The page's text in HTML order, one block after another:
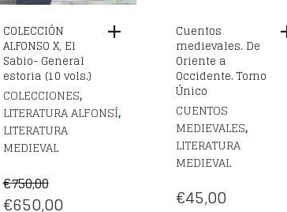
COLECCIÓN
ALFONSO X, El
Sabio- General
estoria (10 vols.)
COLECCIONES,
LITERATURA ALFONSÍ,
LITERATURA
MEDIEVAL
€750,00
EL
€650,00EL
Cuentos
medievales. De
Oriente a
Occidente. Tomo
Único
CUENTOS
MEDIEVALES,
LITERATURA
MEDIEVAL
€45,00